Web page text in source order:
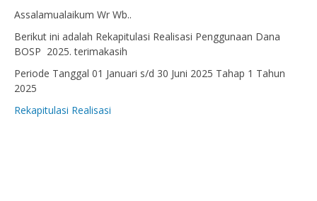
Assalamualaikum Wr Wb..
Berikut ini adalah Rekapitulasi Realisasi Penggunaan Dana
BOSP 2025. terimakasih
Periode Tanggal 01 Januari s/d 30 Juni 2025 Tahap 1 Tahun
2025
Rekapitulasi Realisasi